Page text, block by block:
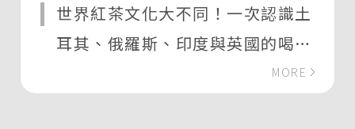
世界紅茶文化大不同！一次認識土
耳其、俄羅斯、印度與英國的喝茶
MORE